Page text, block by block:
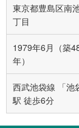
東京都豊島区南
丁目
1979年6月（築
年）
西武池袋線 「池
駅 徒歩6分